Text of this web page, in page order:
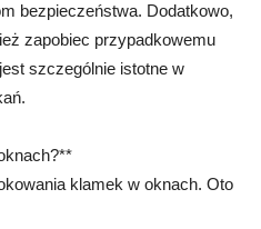
bezpieczeństwa. Dodatkowo,
zapobiec przypadkowemu
szczególnie istotne w
klamek w oknach. Oto